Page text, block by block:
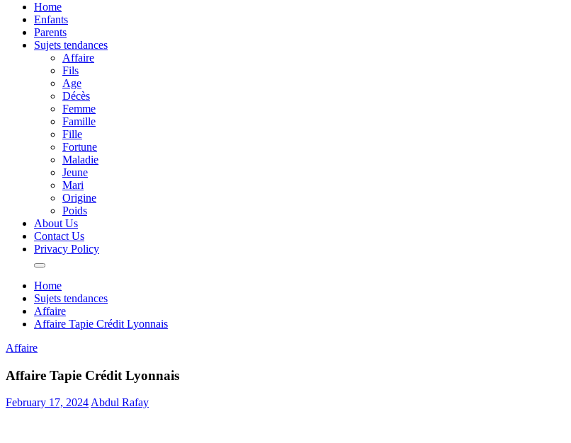
Home
Enfants
Parents
Sujets tendances
Affaire
Fils
Age
Décès
Femme
Famille
Fille
Fortune
Maladie
Jeune
Mari
Origine
Poids
About Us
Contact Us
Privacy Policy
Home
Sujets tendances
Affaire
Affaire Tapie Crédit Lyonnais
Affaire
Affaire Tapie Crédit Lyonnais
February 17, 2024Abdul Rafay